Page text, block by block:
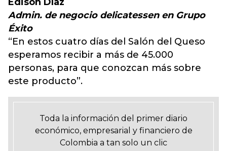
Admin. de negocio delicatessen en Grupo
Éxito
“En estos cuatro días del Salón del Queso
esperamos recibir a más de 45.000
personas, para que conozcan más sobre
este producto”.
Toda la información del primer diario
económico, empresarial y financiero de
Colombia a tan solo un clic